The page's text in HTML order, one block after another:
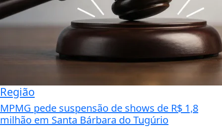
Região
MPMG pede suspensão de shows de R$ 1,8
milhão em Santa Bárbara do Tugúrio